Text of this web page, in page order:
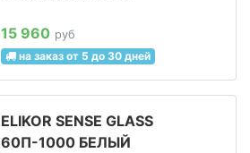
15 960 руб
на заказ от 5 до 30 дней
ELIKOR SENSE GLASS
60П-1000 БЕЛЫЙ